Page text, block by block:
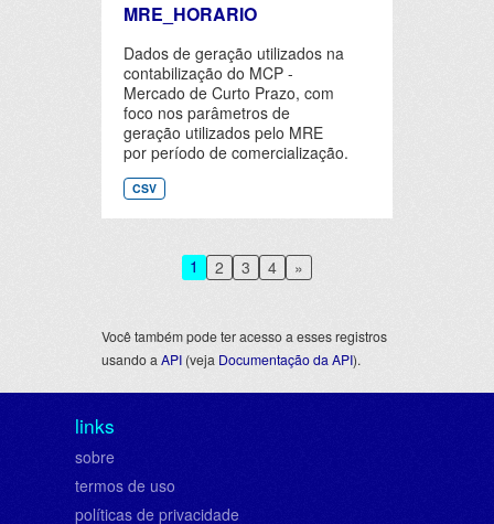
MRE_HORARIO
Dados de geração utilizados na
contabilização do MCP -
Mercado de Curto Prazo, com
foco nos parâmetros de
geração utilizados pelo MRE
por período de comercialização.
CSV
1 2 3 4 »
Você também pode ter acesso a esses registros
usando a API (veja Documentação da API).
links
sobre
termos de uso
políticas de privacidade